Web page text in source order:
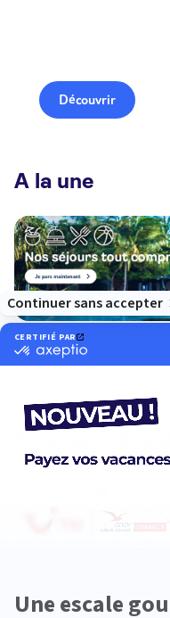
Découvrir
A la une
TUI, acteur du